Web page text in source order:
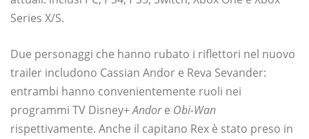
Series X/S.
Due personaggi che hanno rubato i riflettori nel nuovo
trailer includono Cassian Andor e Reva Sevander:
entrambi hanno convenientemente ruoli nei
programmi TV Disney+Andore Obi-Wan
rispettivamente. Anche il capitano Rex è stato preso in